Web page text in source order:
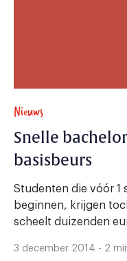
Nieuws
Snelle
basisbeurs
Studenten die vóór 1
beginnen, krijgen
scheelt duizenden
3 december 2014 - 2